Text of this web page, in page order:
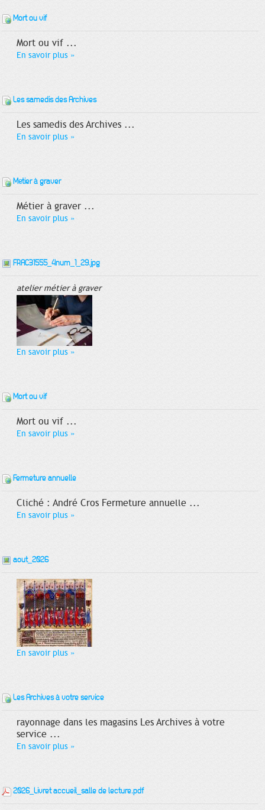
Mort ou vif
Mort ou vif ...
En savoir plus »
Les samedis des Archives
Les samedis des Archives ...
En savoir plus »
Métier à graver
Métier à graver ...
En savoir plus »
FRAC31555_4num_1_29.jpg
atelier métier à graver
En savoir plus »
Mort ou vif
Mort ou vif ...
En savoir plus »
Fermeture annuelle
Cliché : André Cros Fermeture annuelle ...
En savoir plus »
aout_2026
En savoir plus »
Les Archives à votre service
rayonnage dans les magasins Les Archives à votre
service ...
En savoir plus »
2026_Livret accueil_salle de lecture.pdf